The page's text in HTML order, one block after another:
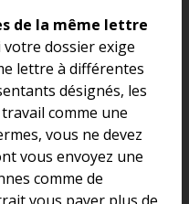
de la même lettre
dossier exige
lettre à différentes
désignés, les
comme une
vous ne devez
vous envoyez une
comme de